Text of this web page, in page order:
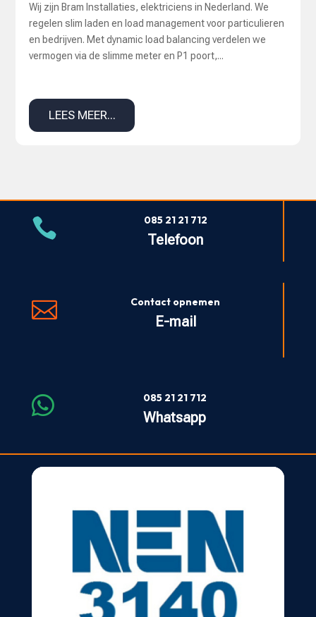
Wij zijn Bram Installaties, elektriciens in Nederland. We
regelen slim laden en load management voor particulieren
en bedrijven. Met dynamic load balancing verdelen we
vermogen via de slimme meter en P1 poort,...
LEES MEER...
 085 21 21 712
Telefoon
 Contact opnemen
E-mail
 085 21 21 712
Whatsapp